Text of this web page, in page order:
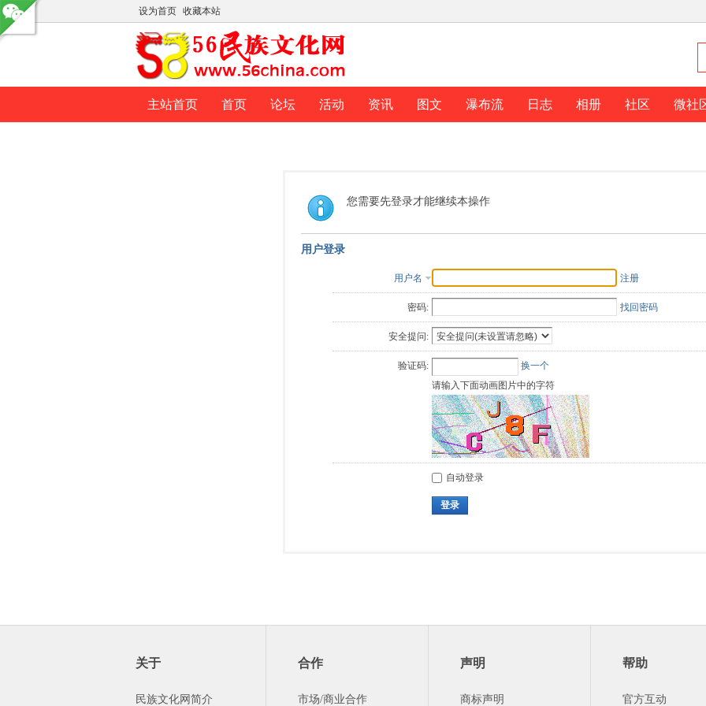
设为首页 收藏本站
主站首页 首页 论坛 活动 资讯 图文 瀑布流 日志 相册 社区 微社
您需要先登录才能继续本操作
用户登录
用户名 注册
密码: 找回密码
安全提问:
验证码:
换一个
请输入下面动画图片中的字符
自动登录
登录
关于
民族文化网简介
合作
市场/商业合作
声明
商标声明
帮助
官方互动